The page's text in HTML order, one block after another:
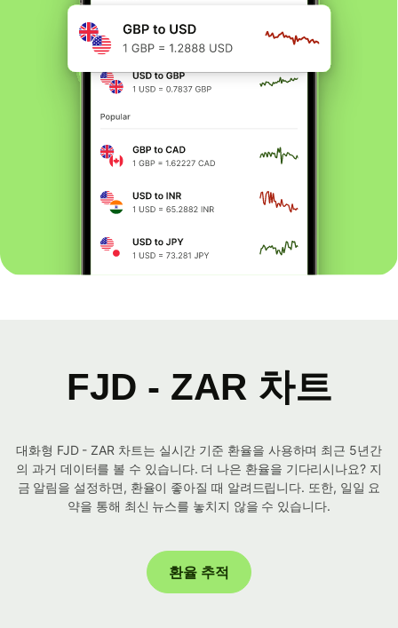
FJD - ZAR 차트
대화형 FJD - ZAR 차트는 실시간 기준 환율을 사용하며 최근 5년간
의 과거 데이터를 볼 수 있습니다. 더 나은 환율을 기다리시나요? 지
금 알림을 설정하면, 환율이 좋아질 때 알려드립니다. 또한, 일일 요
약을 통해 최신 뉴스를 놓치지 않을 수 있습니다.
환율 추적